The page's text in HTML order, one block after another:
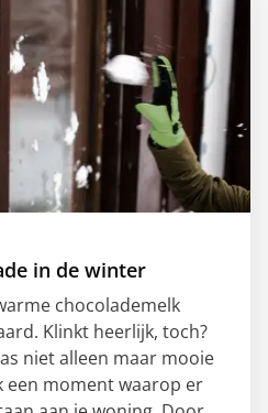
in de winter
chocolademelk
Klinkt heerlijk, toch?
niet alleen maar mooie
een moment waarop er